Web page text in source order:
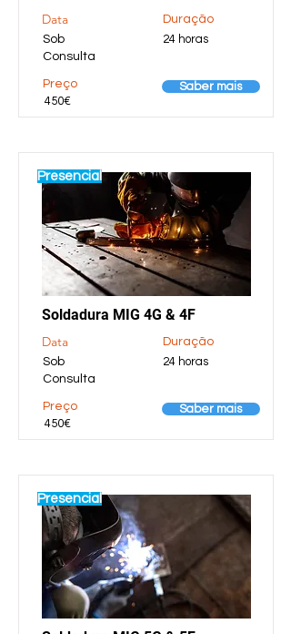
Data
Sob
Consulta
Preço
450€
Duração
24 horas
Saber mais
Presencial
Soldadura MIG 4G & 4F
Data
Sob
Consulta
Preço
450€
Duração
24 horas
Saber mais
Presencial